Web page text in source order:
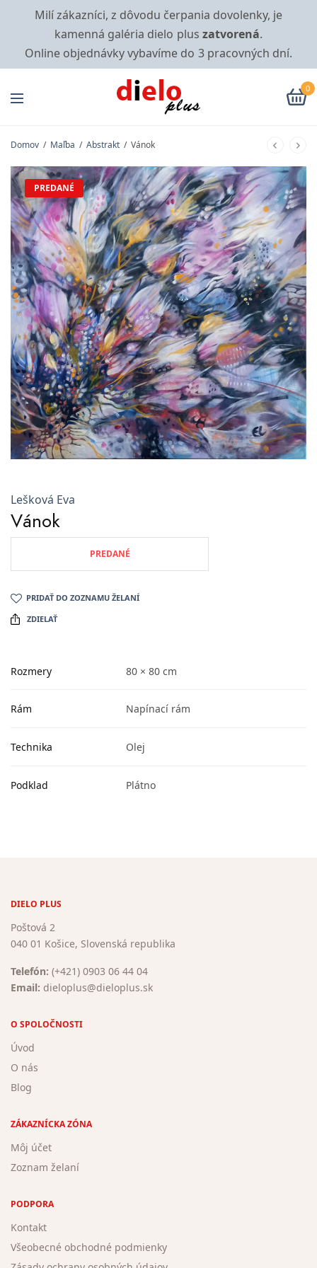
Milí zákazníci, z dôvodu čerpania dovolenky, je
kamenná galéria dielo plus zatvorená.
Online objednávky vybavíme do 3 pracovných dní.
0
Domov / Maľba / Abstrakt / Vánok
PREDANÉ
Lešková Eva
Vánok
PREDANÉ
PRIDAŤ DO ZOZNAMU ŽELANÍ
ZDIELAŤ
Rozmery 80 × 80 cm
Rám Napínací rám
Technika Olej
Podklad Plátno
DIELO PLUS
Poštová 2
040 01 Košice, Slovenská republika
Telefón: (+421) 0903 06 44 04
Email: dieloplus@dieloplus.sk
O SPOLOČNOSTI
Úvod
O nás
Blog
ZÁKAZNÍCKA ZÓNA
Môj účet
Zoznam želaní
PODPORA
Kontakt
Všeobecné obchodné podmienky